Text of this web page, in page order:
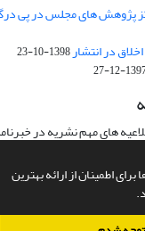
اطمینان از ارائه بهترین
پژوهش های مجلس در پی
در انتشار1398-10-23
1397-
های مهم نشریه در